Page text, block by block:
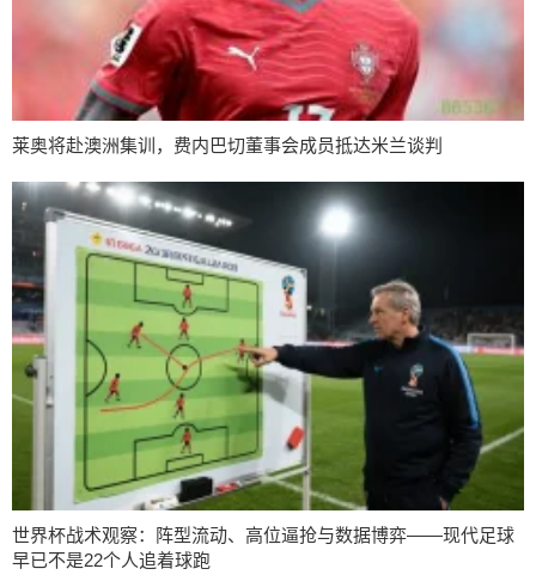
莱奥将赴澳洲集训，费内巴切董事会成员抵达米兰谈判
世界杯战术观察：阵型流动、高位逼抢与数据博弈——现代足球
早已不是22个人追着球跑